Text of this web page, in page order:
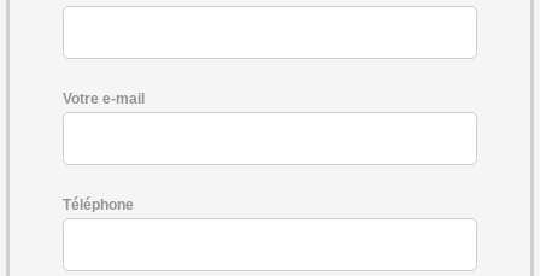
Votre e-mail
Téléphone